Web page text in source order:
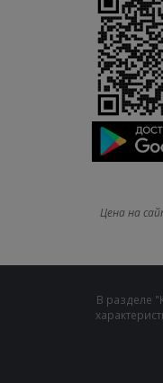
Цена на
В разделе